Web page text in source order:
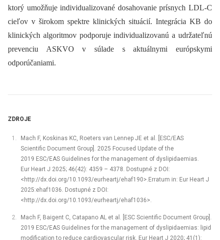
ktorý umožňuje individualizované dosahovanie prísnych LDL-C
cieľov v širokom spektre klinických situácií. Integrácia KB do
klinických algoritmov podporuje individualizovanú a udržateľnú
prevenciu ASKVO v súlade s aktuálnymi európskymi
odporúčaniami.
ZDROJE
Mach F, Koskinas KC, Roeters van Lennep JE et al. [ESC/EAS
Scientific Document Group]. 2025 Focused Update of the
2019 ESC/EAS Guidelines for the management of dyslipidaemias.
Eur Heart J 2025; 46(42): 4359 –⁠ 4378. Dostupné z DOI:
<http://dx.doi.org/10.1093/eurheartj/ehaf190>.Erratum in: Eur Heart J
2025:ehaf1036. Dostupné z DOI:
<http://dx.doi.org/10.1093/eurheartj/ehaf1036>.
Mach F, Baigent C, Catapano AL et al. [ESC Scientific Document Group].
2019 ESC/EAS Guidelines for the management of dyslipidaemias: lipid
modification to reduce cardiovascular risk. Eur Heart J 2020; 41(1):